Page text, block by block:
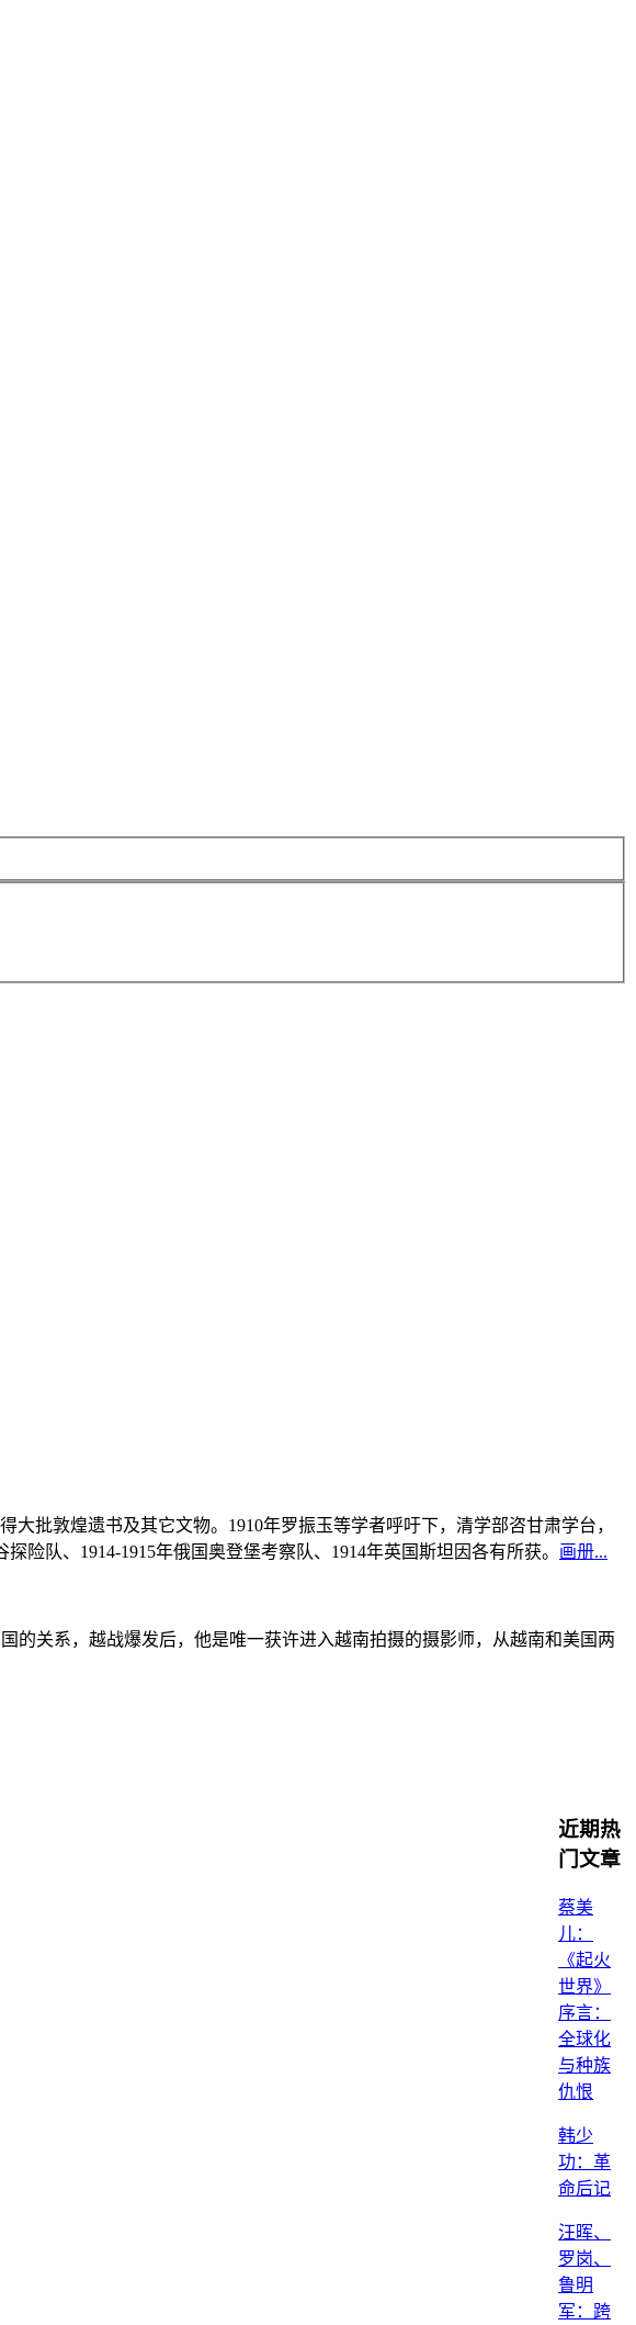
大批敦煌遗书及其它文物。1910年罗振玉等学者呼吁下，清学部咨甘肃学台，
险队、1914-1915年俄国奥登堡考察队、1914年英国斯坦因各有所获。 画册...
的关系，越战爆发后，他是唯一获许进入越南拍摄的摄影师，从越南和美国两
近期热
门文章
蔡美
儿：
《起火
世界》
序言：
全球化
与种族
仇恨
韩少
功：革
命后记
汪晖、
罗岗、
鲁明
军：跨